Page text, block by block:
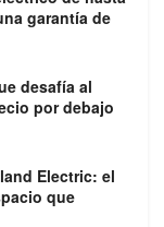
garantía de
desafía al
por debajo
Electric: el
que